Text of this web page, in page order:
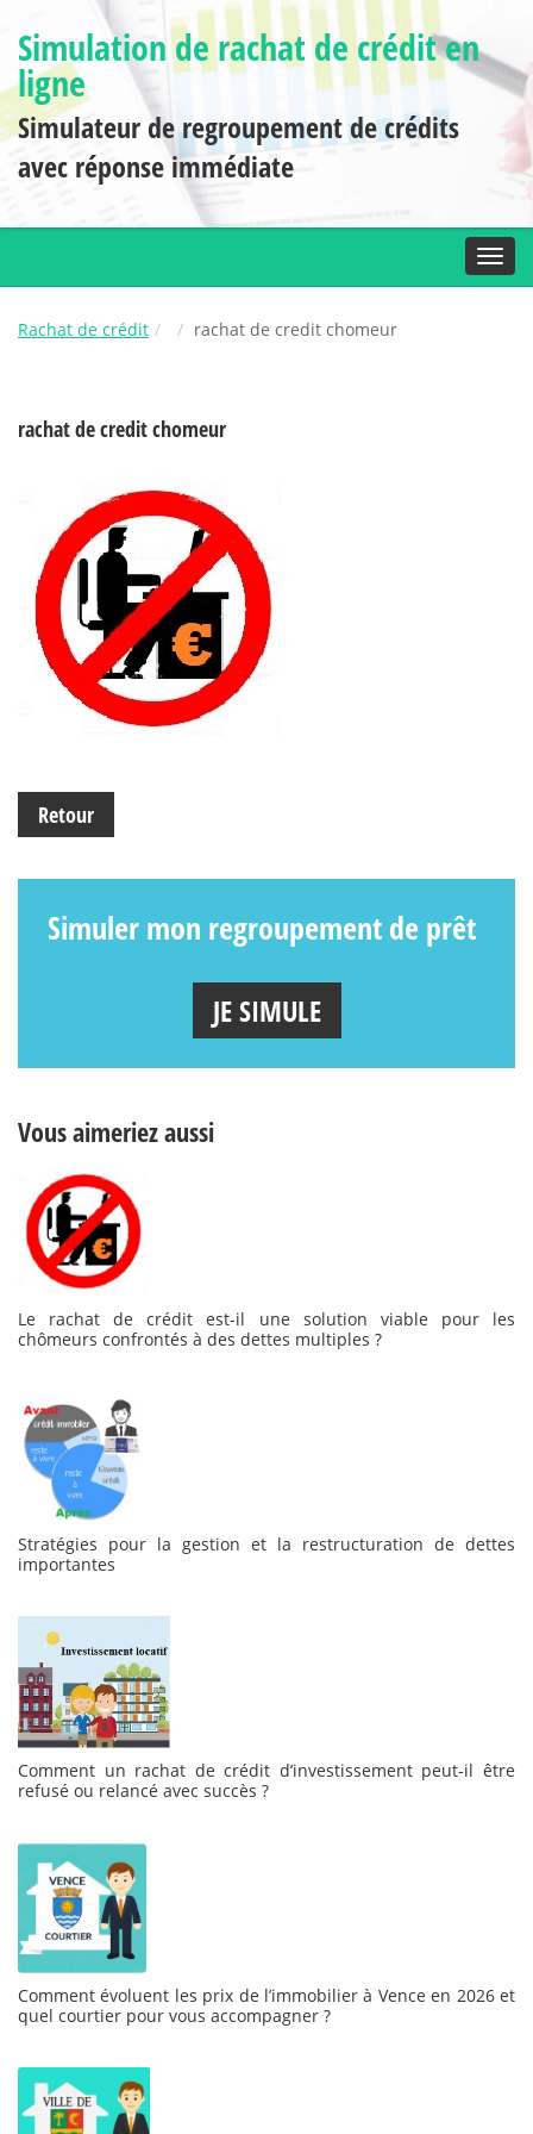
Simulation de rachat de crédit en
ligne
Simulateur de regroupement de crédits
avec réponse immédiate
Rachat de crédit rachat de credit chomeur
rachat de credit chomeur
Retour
Simuler mon regroupement de prêt
JE SIMULE
Vous aimeriez aussi
Le rachat de crédit est-il une solution viable pour les
chômeurs confrontés à des dettes multiples ?
Stratégies pour la gestion et la restructuration de dettes
importantes
Comment un rachat de crédit d’investissement peut-il être
refusé ou relancé avec succès ?
Comment évoluent les prix de l’immobilier à Vence en 2026 et
quel courtier pour vous accompagner ?